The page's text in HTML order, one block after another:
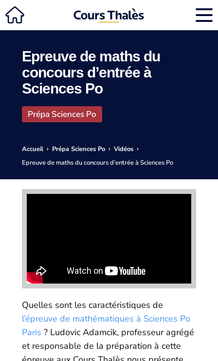
Epreuve de maths du
concours d’entrée à
Sciences Po
Prépa Sciences Po
Accueil › Prépa Sciences Po › Vidéos ›
Epreuve de maths du concours d’entrée à Sciences Po
Quelles sont les caractéristiques de
l’épreuve de mathématiques à Sciences Po
Paris ? Ludovic Adamcik, professeur agrégé
et responsable de la préparation à cette